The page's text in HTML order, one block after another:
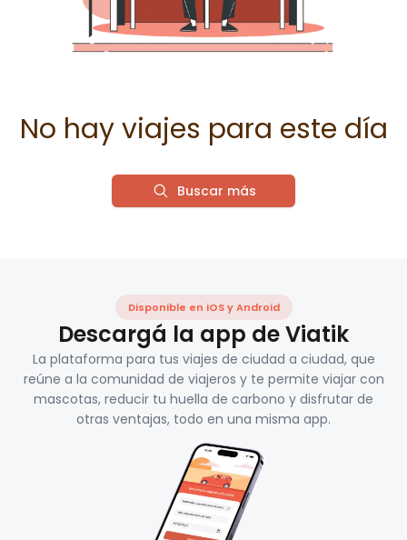
No hay viajes para este día
Buscar más
Disponible en iOS y Android
Descargá la app de Viatik
La plataforma para tus viajes de ciudad a ciudad, que
reúne a la comunidad de viajeros y te permite viajar con
mascotas, reducir tu huella de carbono y disfrutar de
otras ventajas, todo en una misma app.